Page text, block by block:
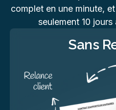
complet en une minute,
seulement 10
Sans